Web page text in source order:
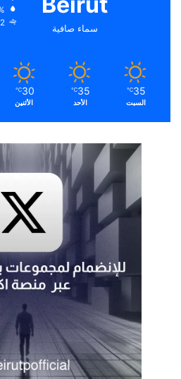
سماء صافية
6.2
35
℃
السبت
35
℃
الأحد
30
℃
الأثنين